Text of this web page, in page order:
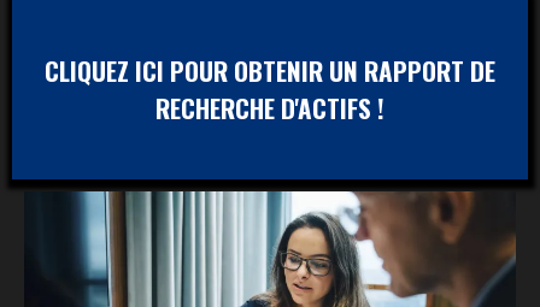
CLIQUEZ ICI POUR OBTENIR UN RAPPORT DE
RECHERCHE D'ACTIFS !